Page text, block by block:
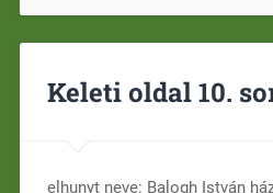
Keleti oldal 10.
elhunyt neve: Balogh István